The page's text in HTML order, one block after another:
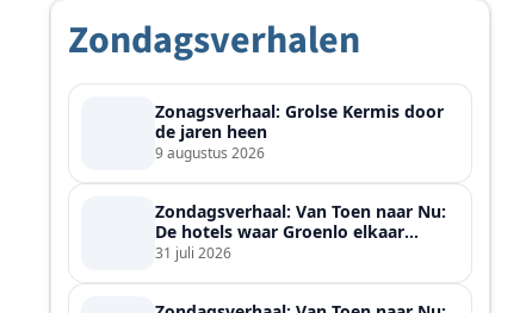
Zondagsverhalen
Zonagsverhaal: Grolse Kermis door
de jaren heen
9 augustus 2026
Zondagsverhaal: Van Toen naar Nu:
De hotels waar Groenlo elkaar
ontmoette
31 juli 2026